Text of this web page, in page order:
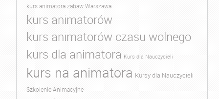
kurs animatora zabaw Warszawa
kurs animatorów
kurs animatorów czasu wolnego
kurs dla animatora Kurs dla Nauczycieli
kurs na animatora Kursy dla Nauczycieli
Szkolenie Animacyjne